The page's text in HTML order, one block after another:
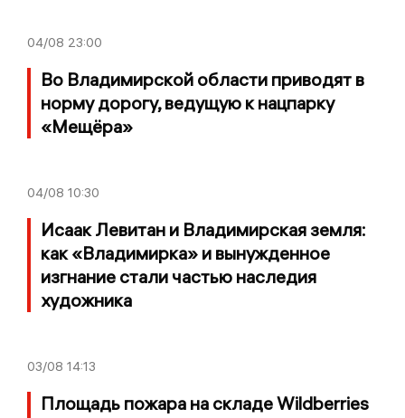
04/08 23:00
Во Владимирской области приводят в
норму дорогу, ведущую к нацпарку
«Мещёра»
04/08 10:30
Исаак Левитан и Владимирская земля:
как «Владимирка» и вынужденное
изгнание стали частью наследия
художника
03/08 14:13
Площадь пожара на складе Wildberries